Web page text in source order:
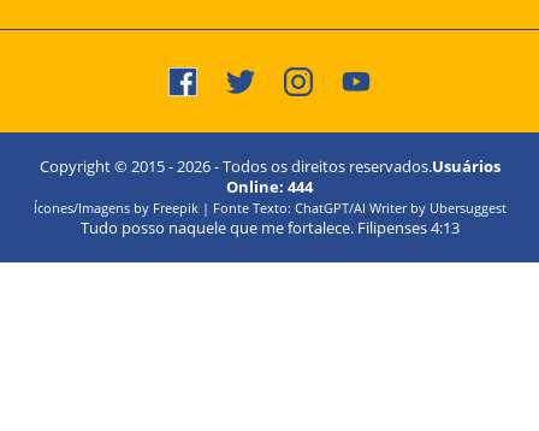
Copyright © 2015 -2026- Todos os direitos reservados.Usuários
Online: 444
Ícones/Imagens by Freepik | Fonte Texto: ChatGPT/AI Writer by Ubersuggest
Tudo posso naquele que me fortalece. Filipenses 4:13